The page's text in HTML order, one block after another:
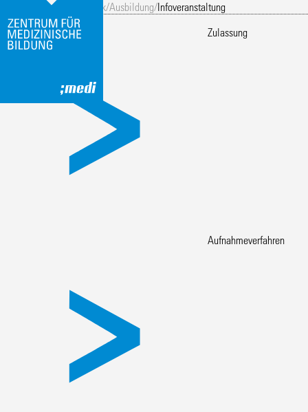
Operationstechnik/Ausbildung/Infoveranstaltung
Infoveranstaltung
Zulassung
Aufnahmeverfahren